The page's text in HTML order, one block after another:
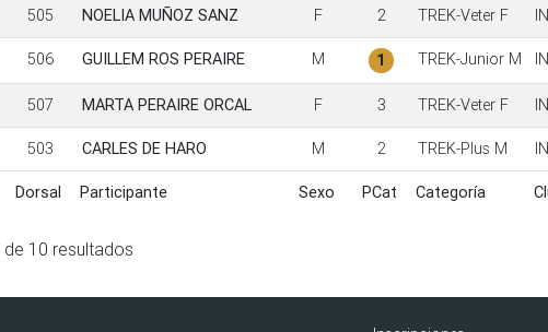
Dorsal Participante Sexo PCat Categoría
505 NOELIA MUÑOZ SANZ F 2 TREK-Veter F
506 GUILLEM ROS PERAIRE M 1 TREK-Junior M
507 MARTA PERAIRE ORCAL F 3 TREK-Veter F
503 CARLES DE HARO M 2 TREK-Plus M
Dorsal Participante Sexo PCat Categoría
de 10 resultados